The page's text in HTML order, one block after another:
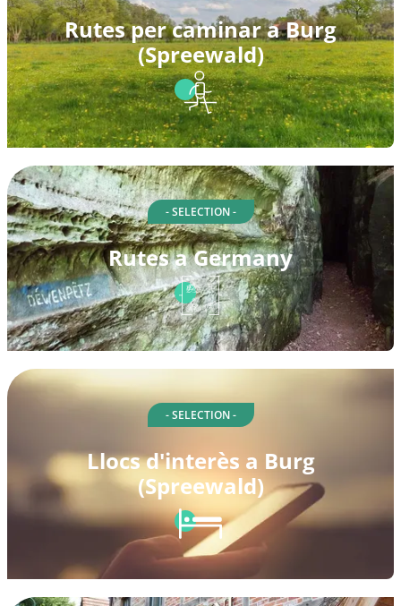
Rutes per caminar a Burg
(Spreewald)
- SELECTION -
Rutes a Germany
- SELECTION -
Llocs d'interès a Burg
(Spreewald)